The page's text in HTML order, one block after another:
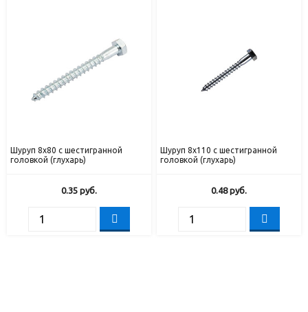
Шуруп 8х80 с шестигранной
головкой (глухарь)
0.35руб.
Шуруп 8х110 с шестигранной
головкой (глухарь)
0.48руб.